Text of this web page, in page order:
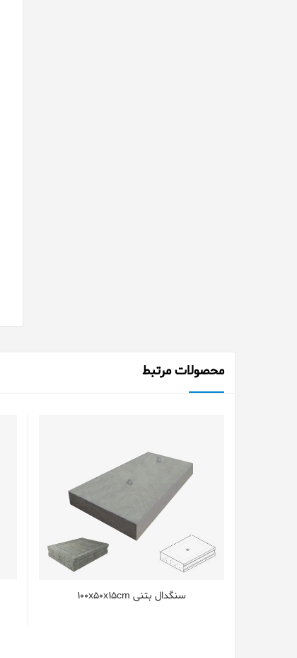
محصولات مرتبط
سنگدال بتنی 100x50x15cm